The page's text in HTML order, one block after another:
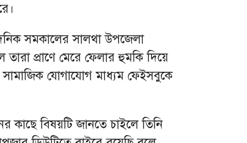
সমকালের সালথা উপজেলা
প্রাণে মেরে ফেলার হুমকি দিয়ে
যোগাযোগ মাধ্যম ফেইসবুকে
কাছে বিষয়টি জানতে চাইলে তিনি